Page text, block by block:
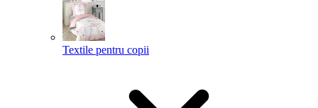
Textile pentru copii